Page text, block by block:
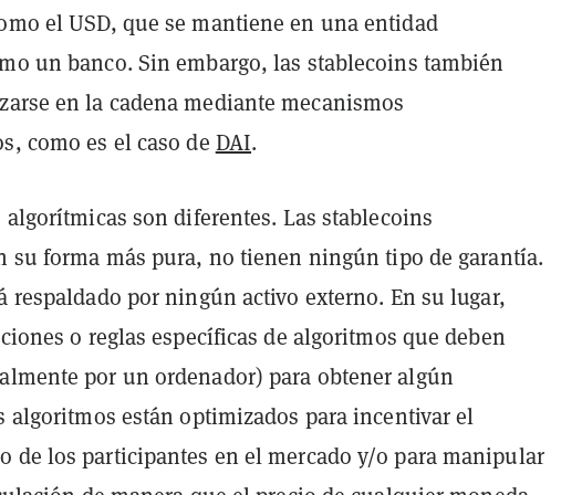
el USD, que se mantiene en una entidad
un banco. Sin embargo, las stablecoins también
en la cadena mediante mecanismos
como es el caso de DAI.
son diferentes. Las stablecoins
su forma más pura, no tienen ningún tipo de garantía.
respaldado por ningún activo externo. En su lugar,
o reglas específicas de algoritmos que deben
por un ordenador) para obtener algún
algoritmos están optimizados para incentivar el
de los participantes en el mercado y/o para manipular